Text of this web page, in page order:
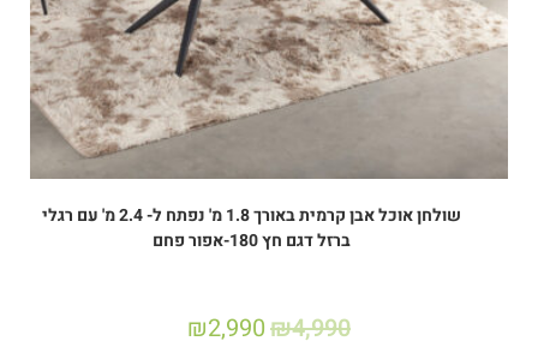
שולחן אוכל אבן קרמית באורך 1.8 מ' נפתח ל- 2.4 מ' עם רגלי
ברזל דגם חץ 180-אפור פחם
₪4,990
₪2,990